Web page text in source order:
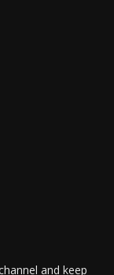
and keep